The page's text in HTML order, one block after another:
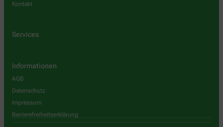
Kontakt
Services
Informationen
AGB
Datenschutz
Impressum
Barrierefreiheitserklärung